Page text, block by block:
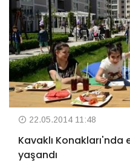
22.05.2014 11:48
Kavaklı
yaşandı